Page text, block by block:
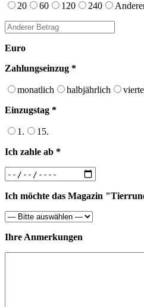
20 60 120 240
Euro
Zahlungseinzug *
monatlich halbjährlich
Einzugstag *
1.
15.
Ich zahle ab *
Ich möchte das Magazin
Ihre Anmerkungen